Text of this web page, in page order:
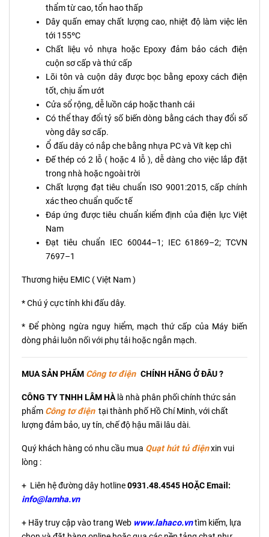
thẩm từ cao, tổn hao thấp
Dây quấn emay chất lượng cao, nhiệt độ làm việc lên
tới 155ºC
Chất liệu vỏ nhựa hoặc Epoxy đảm bảo cách điện
cuộn sơ cấp và thứ cấp
Lõi tôn và cuộn dây được bọc bằng epoxy cách điện
tốt, chịu ẩm ướt
Cửa sổ rộng, dễ luồn cáp hoặc thanh cái
Có thể thay đổi tỷ số biến dòng bằng cách thay đổi số
vòng dây sơ cấp.
Ổ đấu dây có nắp che bằng nhựa PC và Vít kẹp chì
Đế thép có 2 lỗ ( hoặc 4 lỗ ), dễ dàng cho việc lắp đặt
trong nhà hoặc ngoài trời
Chất lượng đạt tiêu chuẩn ISO 9001:2015, cấp chính
xác theo chuẩn quốc tế
Đáp ứng được tiêu chuẩn kiểm định của điện lực Việt
Nam
Đạt tiêu chuẩn IEC 60044–1; IEC 61869–2; TCVN
7697–1
Thương hiệu EMIC ( Việt Nam )
* Chú ý cực tính khi đấu dây.
* Để phòng ngừa nguy hiểm, mạch thứ cấp của Máy biến
dòng phải luôn nối với phụ tải hoặc ngắn mạch.
MUA SẢN PHẨM Công tơ điện CHÍNH HÃNG Ở ĐÂU ?
CÔNG TY TNHH LÂM HÀlà nhà phân phối chính thức sản
phẩm Công tơ điện tại thành phố Hồ Chí Minh, với chất
lượng đảm bảo, uy tín, chế độ hậu mãi lâu dài.
Quý khách hàng có nhu cầu mua Quạt hút tủ điệnxin vui
lòng :
+ Liên hệ đường dây hotline0931.48.4545 HOẶC Email:
info@lamha.vn
+ Hãy truy cập vào trang Web www.lahaco.vntìm kiếm, lựa